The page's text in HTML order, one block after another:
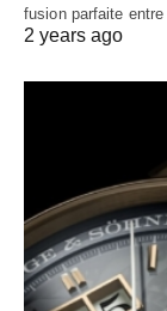
fusion parfaite
2 years ago